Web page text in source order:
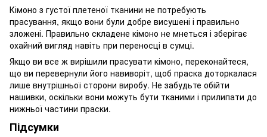
Кімоно з густої плетеної тканини не потребують
прасування, якщо вони були добре висушені і правильно
зложені. Правильно складене кімоно не мнеться і зберігає
охайний вигляд навіть при переносці в сумці.
Якщо ви все ж вирішили прасувати кімоно, переконайтеся,
що ви перевернули його навиворіт, щоб праска доторкалася
лише внутрішньої сторони виробу. Не забудьте обійти
нашивки, оскільки вони можуть бути тканими і прилипати до
нижньої частини праски.
Підсумки